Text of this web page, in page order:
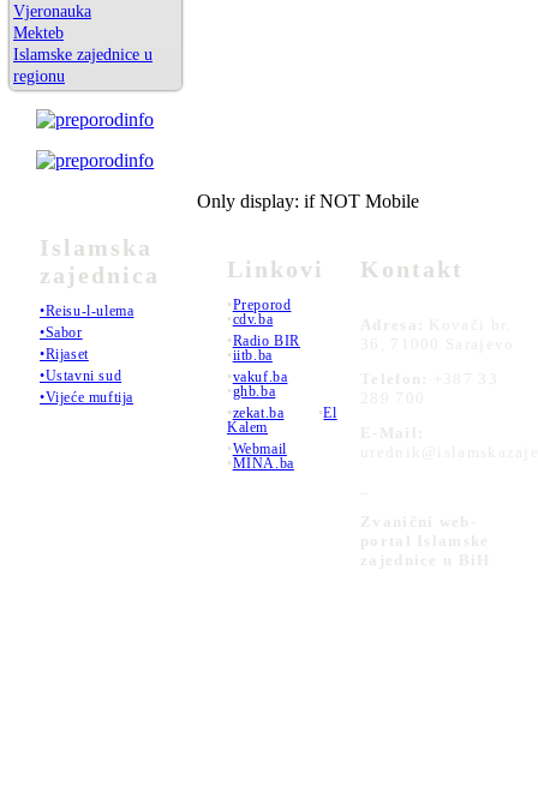
Vjeronauka
Mekteb
Islamske zajednice u
regionu
Islamska
zajednica
•Reisu-l-ulema
•Sabor
•Rijaset
•Ustavni sud
•Vijeće muftija
Only display: if NOT Mobile
Linkovi
•Preporod
•cdv.ba
•Radio BIR
•iitb.ba
•vakuf.ba
•ghb.ba
•zekat.ba •El
Kalem
•Webmail
•MINA.ba
Kontakt
Adresa:
Kovači br.
36, 71000 Sarajevo
Telefon:
+387 33
289 700
E-Mail:
Zvanični web-
portal Islamske
zajednice u BiH